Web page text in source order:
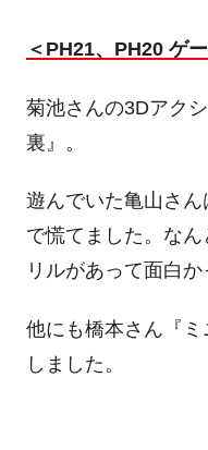
＜PH21、PH20 ゲ
菊池さんの3Dアク
裏』。
遊んでいた亀山さ
で慌てました。な
リルがあって面白か
他にも橋本さん『
しました。